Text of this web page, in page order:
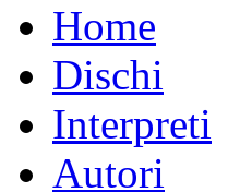
Home
Dischi
Interpreti
Autori